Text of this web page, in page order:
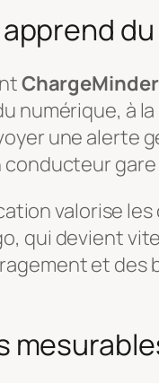
apprend
ChargeMinder
numérique, à
une alerte
conducteur
valorise
qui devient
et